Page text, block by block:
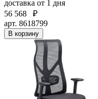
доставка от 1 дня
56 568
₽
арт. 8618799
В корзину